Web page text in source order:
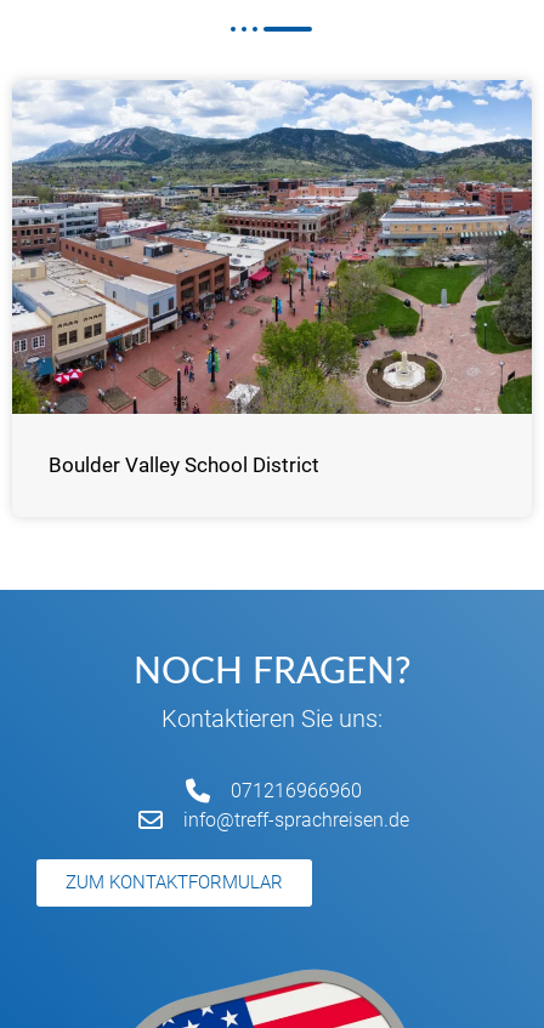
Boulder Valley School District
NOCH FRAGEN?
Kontaktieren Sie uns:
071216966960
info@treff-sprachreisen.de
ZUM KONTAKTFORMULAR